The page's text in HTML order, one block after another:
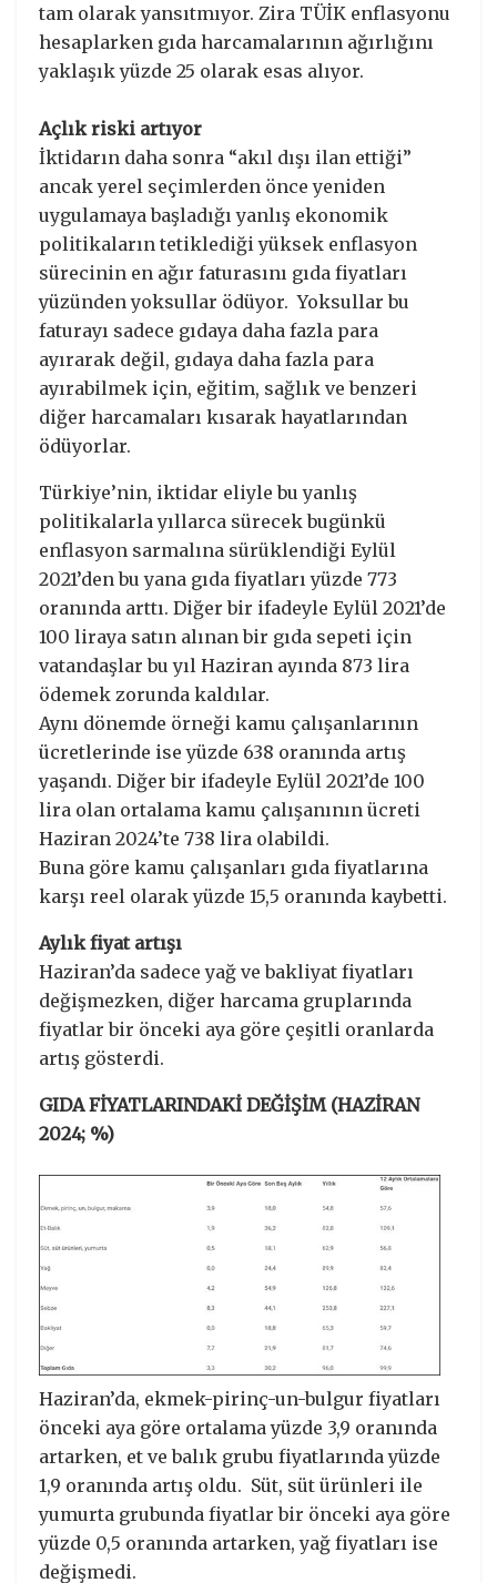
tam olarak yansıtmıyor. Zira TÜİK enflasyonu
hesaplarken gıda harcamalarının ağırlığını
yaklaşık yüzde 25 olarak esas alıyor.
Açlık riski artıyor
İktidarın daha sonra “akıl dışı ilan ettiği”
ancak yerel seçimlerden önce yeniden
uygulamaya başladığı yanlış ekonomik
politikaların tetiklediği yüksek enflasyon
sürecinin en ağır faturasını gıda fiyatları
yüzünden yoksullar ödüyor. Yoksullar bu
faturayı sadece gıdaya daha fazla para
ayırarak değil, gıdaya daha fazla para
ayırabilmek için, eğitim, sağlık ve benzeri
diğer harcamaları kısarak hayatlarından
ödüyorlar.
Türkiye’nin, iktidar eliyle bu yanlış
politikalarla yıllarca sürecek bugünkü
enflasyon sarmalına sürüklendiği Eylül
2021’den bu yana gıda fiyatları yüzde 773
oranında arttı. Diğer bir ifadeyle Eylül 2021’de
100 liraya satın alınan bir gıda sepeti için
vatandaşlar bu yıl Haziran ayında 873 lira
ödemek zorunda kaldılar.
Aynı dönemde örneği kamu çalışanlarının
ücretlerinde ise yüzde 638 oranında artış
yaşandı. Diğer bir ifadeyle Eylül 2021’de 100
lira olan ortalama kamu çalışanının ücreti
Haziran 2024’te 738 lira olabildi.
Buna göre kamu çalışanları gıda fiyatlarına
karşı reel olarak yüzde 15,5 oranında kaybetti.
Aylık fiyat artışı
Haziran’da sadece yağ ve bakliyat fiyatları
değişmezken, diğer harcama gruplarında
fiyatlar bir önceki aya göre çeşitli oranlarda
artış gösterdi.
GIDA FİYATLARINDAKİ DEĞİŞİM (HAZİRAN
2024; %)
Haziran’da, ekmek-pirinç-un-bulgur fiyatları
önceki aya göre ortalama yüzde 3,9 oranında
artarken, et ve balık grubu fiyatlarında yüzde
1,9 oranında artış oldu. Süt, süt ürünleri ile
yumurta grubunda fiyatlar bir önceki aya göre
yüzde 0,5 oranında artarken, yağ fiyatları ise
değişmedi.